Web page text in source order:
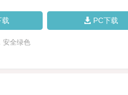
载 PC下载
安全绿色